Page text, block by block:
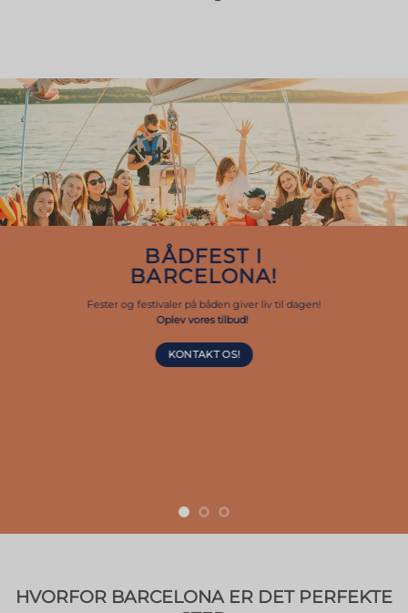
BÅDFEST I
BARCELONA!
Fester og festivaler på båden giver liv til dagen!
Oplev vores tilbud!
KONTAKT OS!
HVORFOR BARCELONA ER DET PERFEKTE